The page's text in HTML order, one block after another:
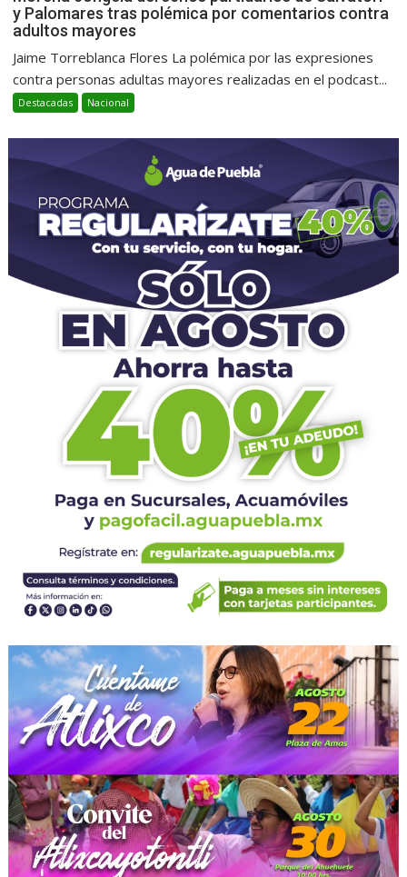
y Palomares tras polémica por comentarios contra
adultos mayores
Jaime Torreblanca Flores La polémica por las expresiones
contra personas adultas mayores realizadas en el podcast...
Destacadas Nacional